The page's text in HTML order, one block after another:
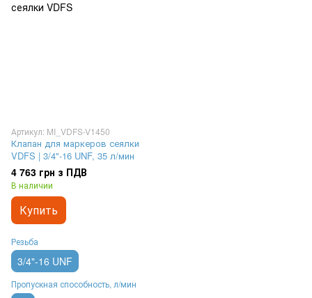
Артикул: MI_VDFS-V1450
Клапан для маркеров сеялки
VDFS | 3/4"-16 UNF, 35 л/мин
4 763 грн з ПДВ
В наличии
Купить
Резьба
3/4"-16 UNF
Пропускная способность, л/мин